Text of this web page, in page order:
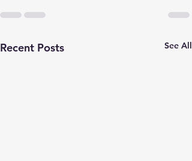
Recent Posts See All